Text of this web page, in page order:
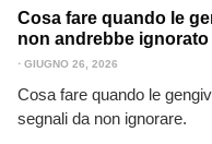
Cosa fare quando le
non andrebbe ignorato
⋅ GIUGNO 26, 2026
Cosa fare quando le
segnali da non ignorare.